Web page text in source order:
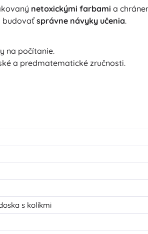
netoxickými farbami a
budovať správne návyky učenia.
na počítanie.
a predmatematické zručnosti.
s kolíkmi